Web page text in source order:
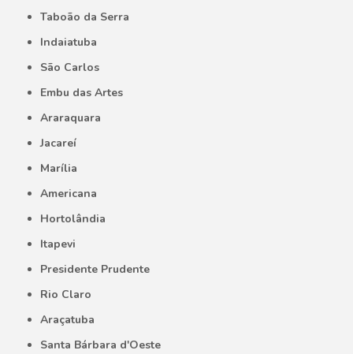
Taboão da Serra
Indaiatuba
São Carlos
Embu das Artes
Araraquara
Jacareí
Marília
Americana
Hortolândia
Itapevi
Presidente Prudente
Rio Claro
Araçatuba
Santa Bárbara d'Oeste